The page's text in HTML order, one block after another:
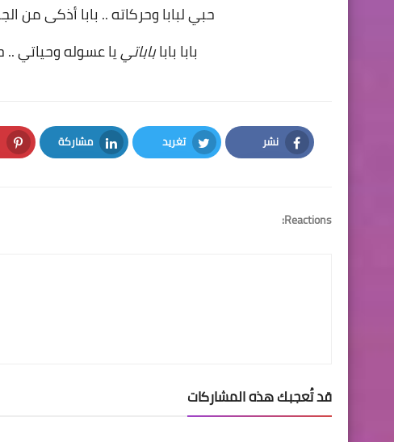
حبي لبابا وحركاته .. بابا أذكى من
بابا باباباباتييا عسوله وحياتي
نشر
Facebook
تغريد
Twitter
مشاركة
LinkedIn
Reactions:
قد تُعجبك هذه المشاركات